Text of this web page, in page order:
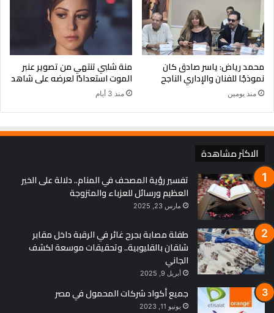
ﻭﻟﻜﻦ ﺍﻟﺴﻨﺎﺑﻞ ﺑﻘﻴﺖ ﺗﻌﻄﻲ ﺍﻟﻘﻤﺢ
ﻭﺍﻷﺧﺸﺎﺏ ﺍﺳﺘﻤﺮﺕ ﺗﺼﺒﺢ ﻛﺮﺍﺳﻲ ﻭﻃﺎﻭﻻﺕ
ﺇﺫﺍ ﺃُﺟﺒﺮﺕَ ﻋﻠﻰ ﻋﺸﺮﺗﻬﻢ ﺍﺑﻖَ ﺳﻨﺒﻠﺔ
☆ ﺍﻟﺪﺭﺱ ﺍﻟﺮﺍﺑﻊ :
ﺇﺫﺍ ﺃﻋﻄﺎﻙ ﺃﺣﺪﻫﻢ ﻭﺭﺩﺓ ﻭﻗﺎﻝ ﻟﻚَ ﺍﺯﺭﻋﻬﺎ
ﺳﺘﺒﺤﺚ ﻋﻦ ﻣﻜﺎﻥ ﻳﻠﻴﻖ ﺑﺎﻟﻮﺭﺩ ﺗﺰﺭﻋﻬﺎ ﻓﻴﻪ .
ﻣﻦ ﺍﻟﻐﺒﺎﺀ ﺃﻥ ﺗﺰﺭﻉ ﻭﺭﺩﺓ ﻓﻲ ﻣﺰﺑﻠﺔ
ﻭﺑﻨﺎﺗﻜﻢ ﻭﺭﻭﺩ ﻓﺎﻧﻈﺮﻭﺍ ﺃﻳﻦ ﺗﺰﺭﻋﻮﻫﻦ
ﺇﻳﺎﻛﻢ ﺃﻥ ﺗﺒﺤﺜﻮﺍ ﻓﻲ ﺍﻟﺨﺎﻃﺒﻴﻦ ﻋﻦ ﻣﺎﻝ
محمد رياض: ياسر صادق كان
نموذجًا للفنان والإداري الناجح
منذ يومين
منة شلبي تنتهي من تصوير عنبر
الموت استعدادًا لعرضه على شاهد
منذ 3 أيام
الاكثر مشاهدة
تفسير رؤية المصحف في المنام.. دلالة على الخير
العظيم ورسائل للعزباء والمتزوجة
مارس 23, 2025
طفلة مصابة بجرح غائر في الرقبة داخل مقابر
شلقان بالقليوبية.. وتحقيقات موسعة لكشف
الجاني
أبريل 9, 2025
جميع أكواد شركات المحمول في مصر
يونيو 11, 2023